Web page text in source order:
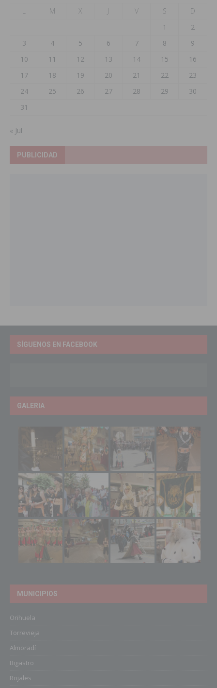
L
M X J V S
D
1
2
3
4 5 6 7 8
9
10
11 12 13 14 15
16
17
18 19 20 21 22
23
24
25 26 27 28 29
30
31
« Jul
PUBLICIDAD
SÍGUENOS EN FACEBOOK
GALERIA
MUNICIPIOS
Orihuela
Torrevieja
Almoradí
Bigastro
Rojales